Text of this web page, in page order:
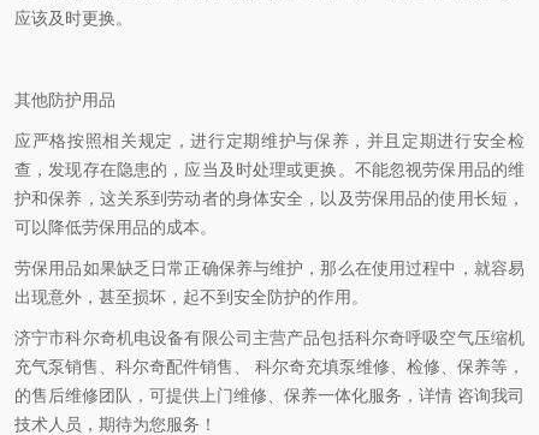
应该及时更换。
其他防护用品
应严格按照相关规定，进行定期维护与保养，并且定期进行安全检
查，发现存在隐患的，应当及时处理或更换。不能忽视劳保用品的维
护和保养，这关系到劳动者的身体安全，以及劳保用品的使用长短，
可以降低劳保用品的成本。
劳保用品如果缺乏日常正确保养与维护，那么在使用过程中，就容易
出现意外，甚至损坏，起不到安全防护的作用。
济宁市科尔奇机电设备有限公司主营产品包括科尔奇呼吸空气压缩机
充气泵销售、科尔奇配件销售、 科尔奇充填泵维修、检修、保养等，
的售后维修团队，可提供上门维修、保养一体化服务，详情 咨询我司
技术人员，期待为您服务！